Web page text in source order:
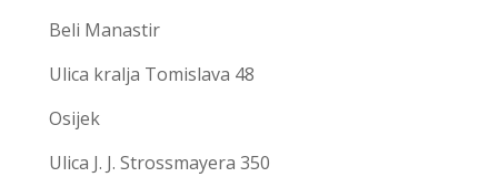
Beli Manastir
Ulica kralja Tomislava 48
Osijek
Ulica J. J. Strossmayera 350